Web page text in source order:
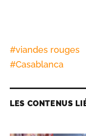
#viandes rouges
#Casablanca
LES CONTENUS